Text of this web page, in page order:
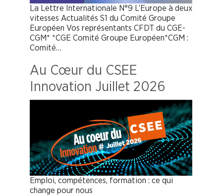
La Lettre Internationale N°9 L’Europe à deux
vitesses Actualités S1 du Comité Groupe
Européen Vos représentants CFDT du CGE-
CGM* *CGE Comité Groupe Européen*CGM :
Comité…
Au Cœur du CSEE
Innovation Juillet 2026
Emploi, compétences, formation : ce qui
change pour nous